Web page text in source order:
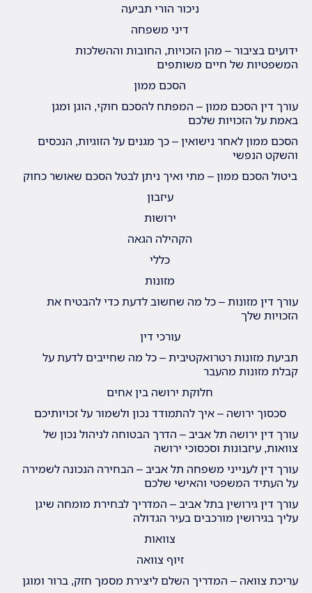
ניכור הורי תביעה
דיני משפחה
ידועים בציבור – מהן הזכויות, החובות וההשלכות
המשפטיות של חיים משותפים
הסכם ממון
עורך דין הסכם ממון – המפתח להסכם חוקי, הוגן ומגן
באמת על הזכויות שלכם
הסכם ממון לאחר נישואין – כך מגנים על הזוגיות, הנכסים
והשקט הנפשי
ביטול הסכם ממון – מתי ואיך ניתן לבטל הסכם שאושר כחוק
עיזבון
ירושות
הקהילה הגאה
כללי
מזונות
עורך דין מזונות – כל מה שחשוב לדעת כדי להבטיח את
הזכויות שלך
עורכי דין
תביעת מזונות רטרואקטיבית – כל מה שחייבים לדעת על
קבלת מזונות מהעבר
חלוקת ירושה בין אחים
סכסוך ירושה – איך להתמודד נכון ולשמור על זכויותיכם
עורך דין ירושה תל אביב – הדרך הבטוחה לניהול נכון של
צוואות, עיזבונות וסכסוכי ירושה
עורך דין לענייני משפחה תל אביב – הבחירה הנכונה לשמירה
על העתיד המשפטי והאישי שלכם
עורך דין גירושין בתל אביב – המדריך לבחירת מומחה שיגן
עליך בגירושין מורכבים בעיר הגדולה
צוואות
זיוף צוואה
עריכת צוואה – המדריך השלם ליצירת מסמך חזק, ברור ומוגן